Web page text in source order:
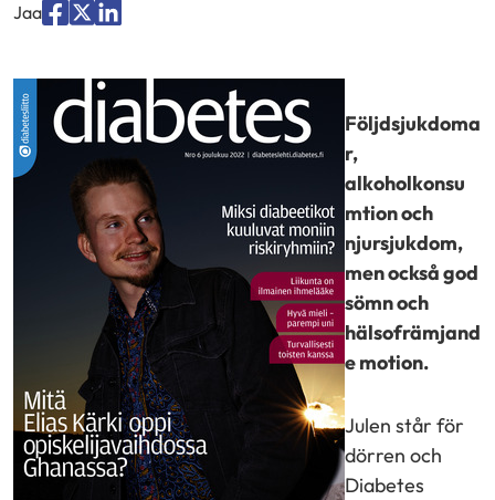
Jaa
"Facebook""LinkedIn"
Följdsjukdoma
r,
alkoholkonsu
mtion och
njursjukdom,
men också god
sömn och
hälsofrämjand
e motion.
Julen står för
dörren och
Diabetes